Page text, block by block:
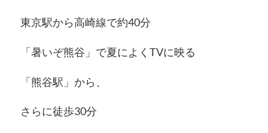
東京駅から高崎線で約40分
「暑いぞ熊谷」で夏によくTVに映る
「熊谷駅」から、
さらに徒歩30分